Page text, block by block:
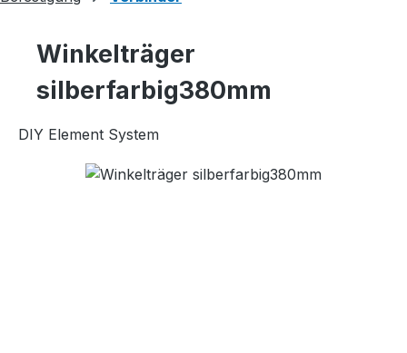
Winkelträger
silberfarbig380mm
DIY Element System
Bildergalerie überspringen